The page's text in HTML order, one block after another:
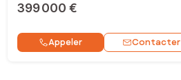
399 000 €
Appeler Contacter